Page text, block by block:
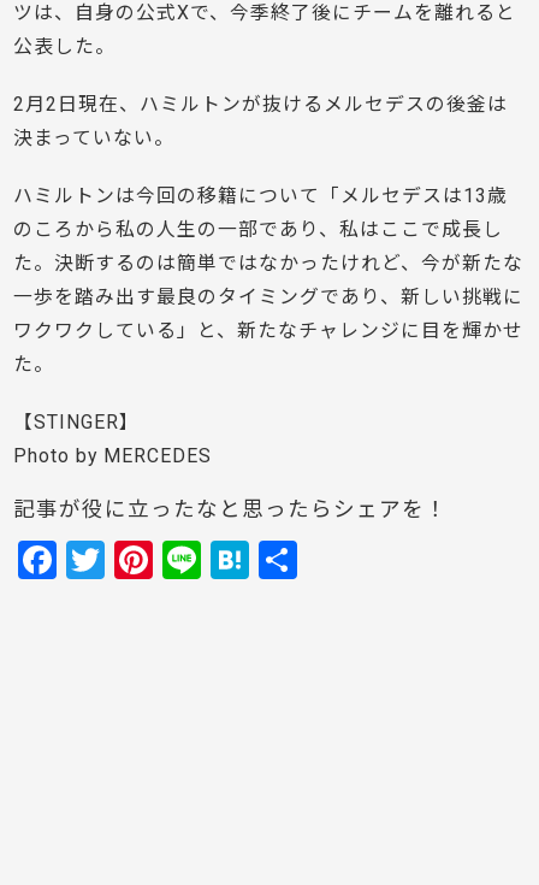
ツは、自身の公式Xで、今季終了後にチームを離れると
公表した。
2月2日現在、ハミルトンが抜けるメルセデスの後釜は
決まっていない。
ハミルトンは今回の移籍について「メルセデスは13歳
のころから私の人生の一部であり、私はここで成長し
た。決断するのは簡単ではなかったけれど、今が新たな
一歩を踏み出す最良のタイミングであり、新しい挑戦に
ワクワクしている」と、新たなチャレンジに目を輝かせ
た。
【STINGER】
Photo by MERCEDES
記事が役に立ったなと思ったらシェアを！
F
T
Pi Li H